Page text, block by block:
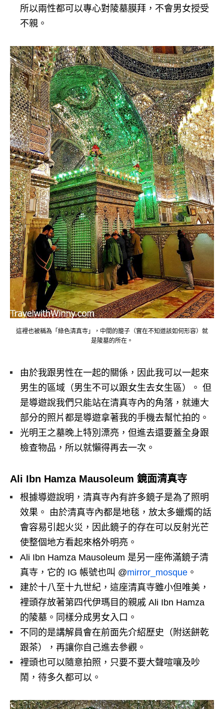
所以兩性都可以專心對陵墓膜拜，不會男女授受
不親。
這裡也被稱為「綠色清真寺」，中間的籠子（實在不知道該如何形容）就
是陵墓的所在。
由於我跟男性在一起的關係，因此我可以一起來
男生的區域（男生不可以跟女生去女生區）。 但
是導遊說我們只能站在清真寺內的角落，就連大
部分的照片都是導遊拿著我的手機去幫忙拍的。
光明王之墓晚上特別漂亮，但進去還要蓋全身跟
檢查物品，所以就懶得再去一次。
Ali Ibn Hamza Mausoleum 鏡面清真寺
根據導遊說明，清真寺內有許多鏡子是為了照明
效果。 由於清真寺內都是地毯，放太多蠟燭的話
會容易引起火災，因此鏡子的存在可以反射光芒
使整個地方看起來格外明亮。
Ali Ibn Hamza Mausoleum 是另一座佈滿鏡子清
真寺，它的 IG 帳號也叫 @mirror_mosque 。
建於十八至十九世紀，這座清真寺雖小但唯美，
裡頭存放著第四代伊瑪目的親戚 Ali Ibn Hamza
的陵墓。同樣分成男女入口。
不同的是講解員會在前面先介紹歷史（附送餅乾
跟茶），再讓你自己進去參觀。
裡頭也可以隨意拍照，只要不要大聲喧嚷及吵
鬧，待多久都可以。